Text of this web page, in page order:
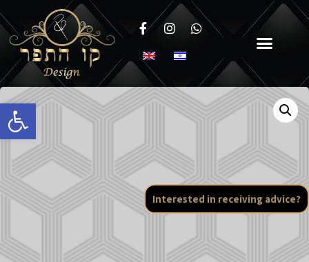
Open toolbar
Interested in receiving advice?